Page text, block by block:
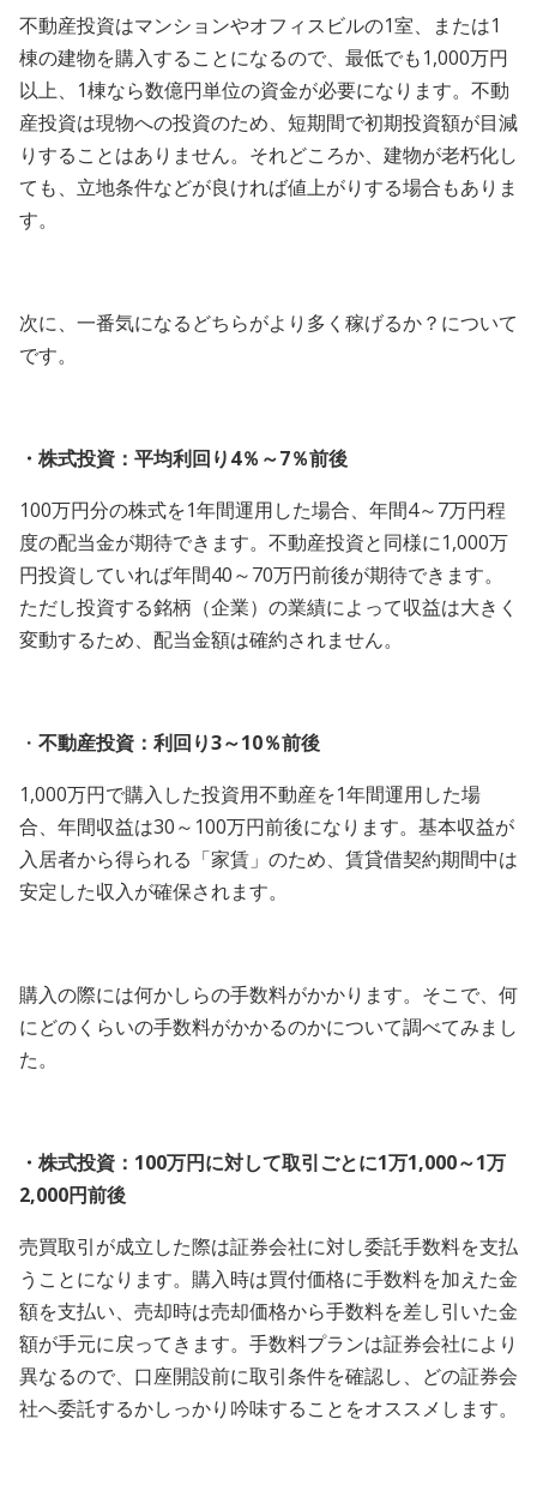
不動産投資はマンションやオフィスビルの1室、または1
棟の建物を購入することになるので、最低でも1,000万円
以上、1棟なら数億円単位の資金が必要になります。不動
産投資は現物への投資のため、短期間で初期投資額が目減
りすることはありません。それどころか、建物が老朽化し
ても、立地条件などが良ければ値上がりする場合もありま
す。
次に、一番気になるどちらがより多く稼げるか？について
です。
・株式投資：平均利回り4％～7％前後
100万円分の株式を1年間運用した場合、年間4～7万円程
度の配当金が期待できます。不動産投資と同様に1,000万
円投資していれば年間40～70万円前後が期待できます。
ただし投資する銘柄（企業）の業績によって収益は大きく
変動するため、配当金額は確約されません。
・ 不動産投資：利回り3～10％前後
1,000万円で購入した投資用不動産を1年間運用した場
合、年間収益は30～100万円前後になります。基本収益が
入居者から得られる「家賃」のため、賃貸借契約期間中は
安定した収入が確保されます。
購入の際には何かしらの手数料がかかります。そこで、何
にどのくらいの手数料がかかるのかについて調べてみまし
た。
・株式投資：100万円に対して取引ごとに1万1,000～1万
2,000円前後
売買取引が成立した際は証券会社に対し委託手数料を支払
うことになります。購入時は買付価格に手数料を加えた金
額を支払い、売却時は売却価格から手数料を差し引いた金
額が手元に戻ってきます。手数料プランは証券会社により
異なるので、口座開設前に取引条件を確認し、どの証券会
社へ委託するかしっかり吟味することをオススメします。